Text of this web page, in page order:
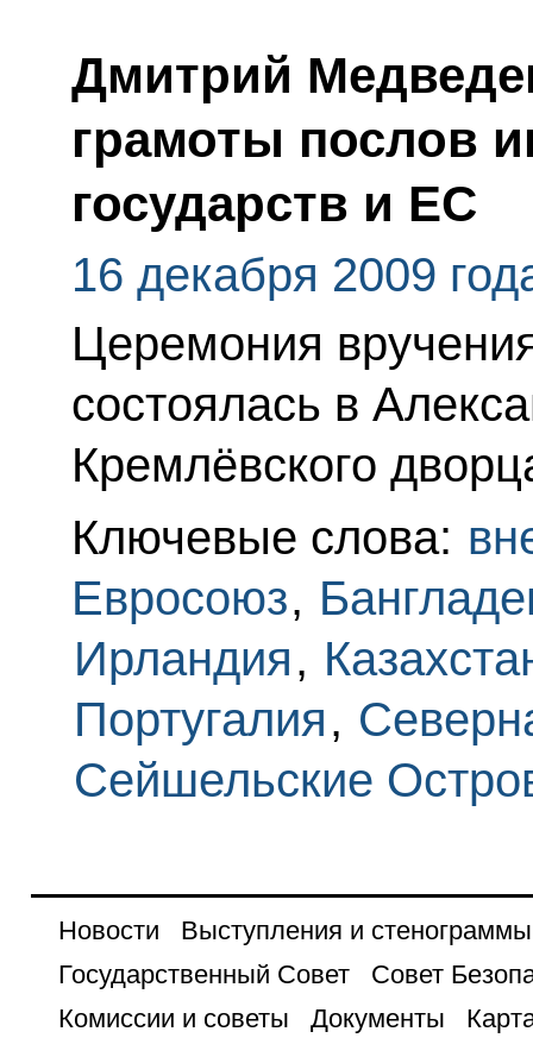
Дмитрий
грамоты послов
государств и ЕС
16 декабря 2009
Церемония
состоялась в
Кремлёвского
Ключевые слова:
Евросоюз,
Ирландия,
Португалия,
Сейшельские
Новости
Выступления и стенограммы
Государственный Совет
Совет
Комиссии и советы
Документы